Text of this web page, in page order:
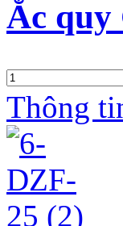
Ắc quy
Thông